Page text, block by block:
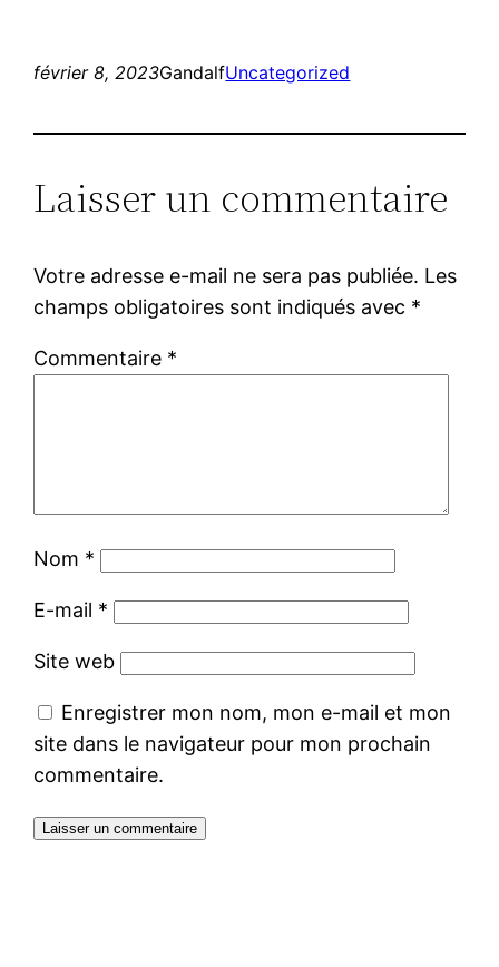
février 8, 2023GandalfUncategorized
Laisser un commentaire
Votre adresse e-mail ne sera pas publiée. Les
champs obligatoires sont indiqués avec *
Commentaire *
Nom *
E-mail *
Site web
Enregistrer mon nom, mon e-mail et mon
site dans le navigateur pour mon prochain
commentaire.